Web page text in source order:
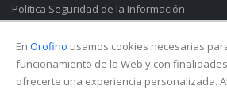
Política Seguridad de la Información
Canal de Denuncias(Soborno)
En Orofino usamos cookies necesarias
funcionamiento de la Web y con
ofrecerte una experiencia personalizada.